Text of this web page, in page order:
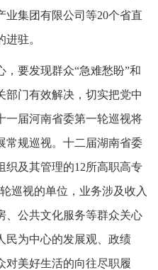
业集团有限公司等20个省直
驻。
要发现群众“急难愁盼”和
部门有效解决，切实把党中
一届河南省委第一轮巡视将
常规巡视。十二届湖南省委
织及其管理的12所高职高专
巡视的单位，业务涉及收入
、公共文化服务等群众关心
民为中心的发展观、政绩
对美好生活的向往尽职履